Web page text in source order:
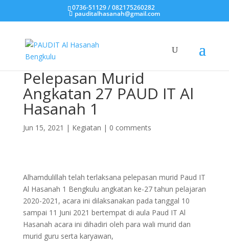
0736-51129 / 082175260282
pauditalhasanah@gmail.com
Pelepasan Murid
Angkatan 27 PAUD IT Al
Hasanah 1
Jun 15, 2021 | Kegiatan | 0 comments
Alhamdulillah telah terlaksana pelepasan murid Paud IT
Al Hasanah 1 Bengkulu angkatan ke-27 tahun pelajaran
2020-2021, acara ini dilaksanakan pada tanggal 10
sampai 11 Juni 2021 bertempat di aula Paud IT Al
Hasanah acara ini dihadiri oleh para wali murid dan
murid guru serta karyawan,